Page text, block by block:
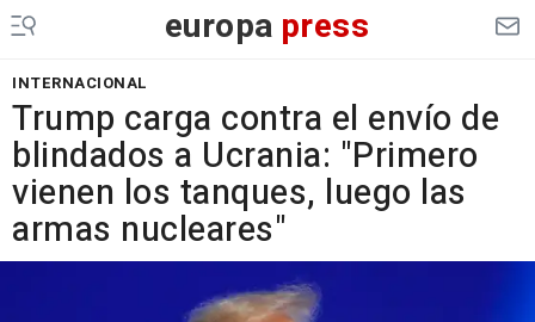
europa press
INTERNACIONAL
Trump carga contra el envío de
blindados a Ucrania: "Primero
vienen los tanques, luego las
armas nucleares"